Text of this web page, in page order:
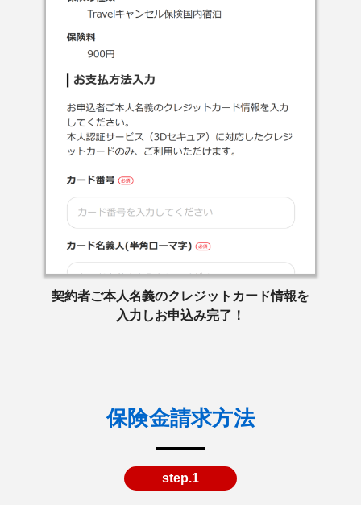
契約者ご本人名義のクレジットカード情報を
入力しお申込み完了！
保険金請求方法
step.1